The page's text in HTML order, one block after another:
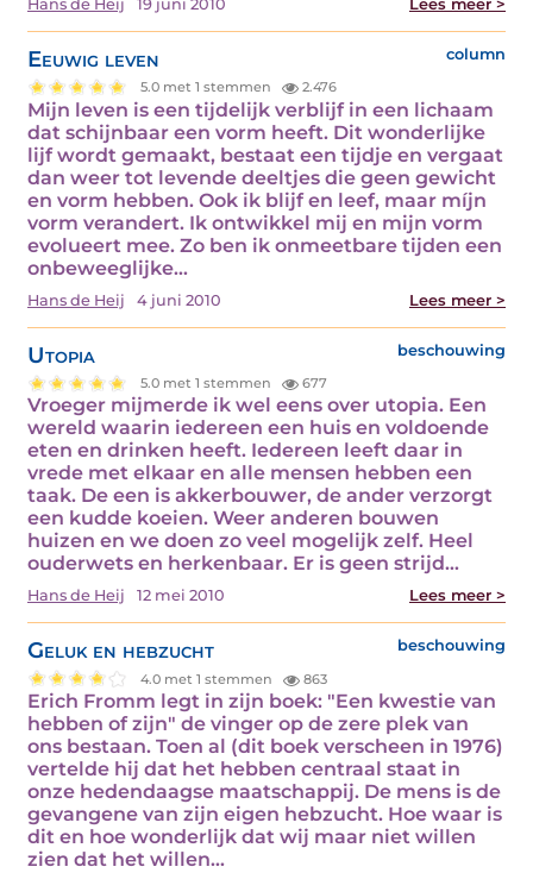
Hans de Heij 19 juni 2010 Lees meer >
Eeuwig leven column
5.0 met 1 stemmen 2.476
Mijn leven is een tijdelijk verblijf in een lichaam
dat schijnbaar een vorm heeft. Dit wonderlijke
lijf wordt gemaakt, bestaat een tijdje en vergaat
dan weer tot levende deeltjes die geen gewicht
en vorm hebben. Ook ik blijf en leef, maar míjn
vorm verandert. Ik ontwikkel mij en mijn vorm
evolueert mee. Zo ben ik onmeetbare tijden een
onbeweeglijke…
Hans de Heij 4 juni 2010 Lees meer >
Utopia beschouwing
5.0 met 1 stemmen 677
Vroeger mijmerde ik wel eens over utopia. Een
wereld waarin iedereen een huis en voldoende
eten en drinken heeft. Iedereen leeft daar in
vrede met elkaar en alle mensen hebben een
taak. De een is akkerbouwer, de ander verzorgt
een kudde koeien. Weer anderen bouwen
huizen en we doen zo veel mogelijk zelf. Heel
ouderwets en herkenbaar. Er is geen strijd…
Hans de Heij 12 mei 2010 Lees meer >
Geluk en hebzucht beschouwing
4.0 met 1 stemmen 863
Erich Fromm legt in zijn boek: "Een kwestie van
hebben of zijn" de vinger op de zere plek van
ons bestaan. Toen al (dit boek verscheen in 1976)
vertelde hij dat het hebben centraal staat in
onze hedendaagse maatschappij. De mens is de
gevangene van zijn eigen hebzucht. Hoe waar is
dit en hoe wonderlijk dat wij maar niet willen
zien dat het willen…